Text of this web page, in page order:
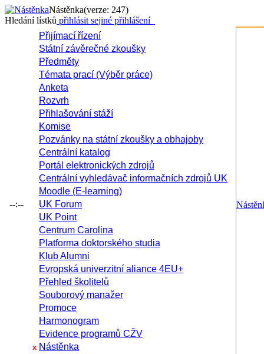
Nástěnka(verze: 247)
Hledání lístků přihlásit sejiné přihlášení
--:--
Přijímací řízení
Státní závěrečné zkoušky
Předměty
Témata prací (Výběr práce)
Anketa
Rozvrh
Přihlašování stáží
Komise
Pozvánky na státní zkoušky a obhajoby
Centrální katalog
Portál elektronických zdrojů
Centrální vyhledávač informačních zdrojů UK
Moodle (E-learning)
UK Forum
UK Point
Centrum Carolina
Platforma doktorského studia
Klub Alumni
Evropská univerzitní aliance 4EU+
Přehled školitelů
Souborový manažer
Promoce
Harmonogram
Evidence programů CŽV
x Nástěnka